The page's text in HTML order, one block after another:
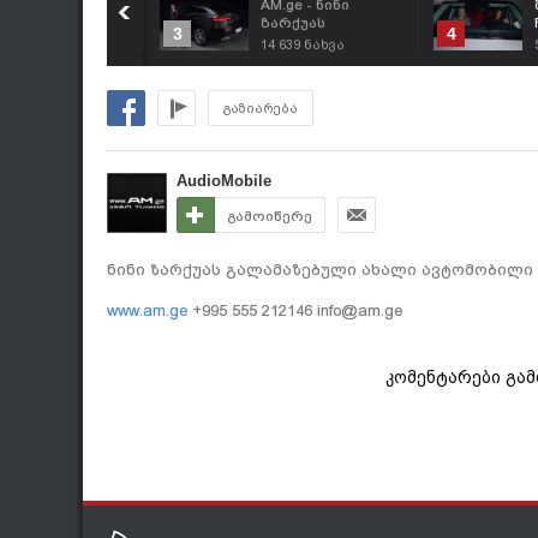
3
AM.ge - ნინი
ზარქუას
გალამაზებული
გადაკვრა
14 639 ნახვა
4
გაზიარება
AudioMobile
გამოიწერე
ნინი ზარქუას გალამაზებული ახალი ავტომობილი
www.am.ge +995 555 212146 info@am.ge
კომენტარები